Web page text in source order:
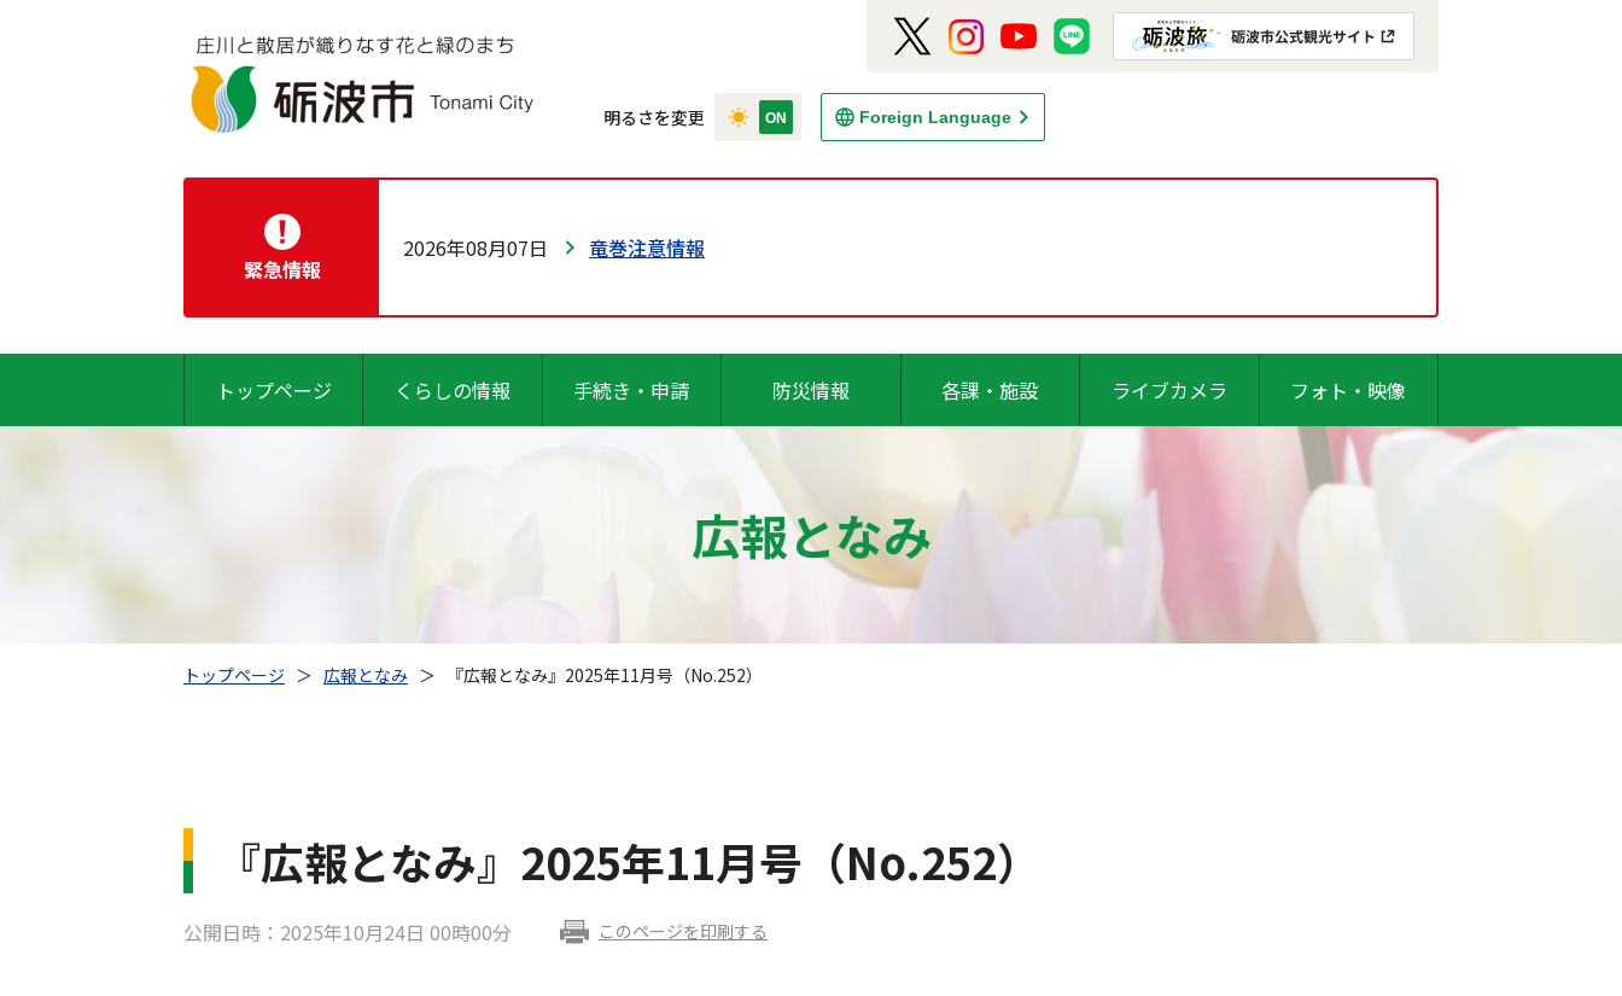
明るさを変更 Foreign Language
緊急情報
2026年08月07日 竜巻注意情報
トップページ くらしの情報 手続き・申請 防災情報 各課・施設 ライブカメラ フォト・映像
広報となみ
トップページ ＞ 広報となみ ＞ 『広報となみ』2025年11月号（No.252）
『広報となみ』2025年11月号（No.252）
公開日時：2025年10月24日 00時00分 このページを印刷する